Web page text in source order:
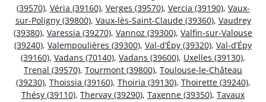
(39570), Véria (39160), Verges (39570), Vercia (39190), Vaux-
sur-Poligny (39800), Vaux-lès-Saint-Claude (39360), Vaudrey
(39380), Varessia (39270), Vannoz (39300), Valfin-sur-Valouse
(39240), Valempoulières (39300), Val-d’Épy (39320), Val-d’Épy
(39160), Vadans (70140), Vadans (39600), Uxelles (39130),
Trenal (39570), Tourmont (39800), Toulouse-le-Château
(39230), Thoissia (39160), Thoiria (39130), Thoirette (39240),
Thésy (39110), Thervay (39290), Taxenne (39350), Tavaux